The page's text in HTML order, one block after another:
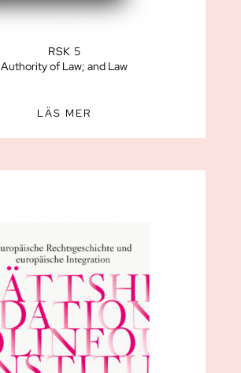
RSK 5
Authority of Law; and Law
LÄS MER